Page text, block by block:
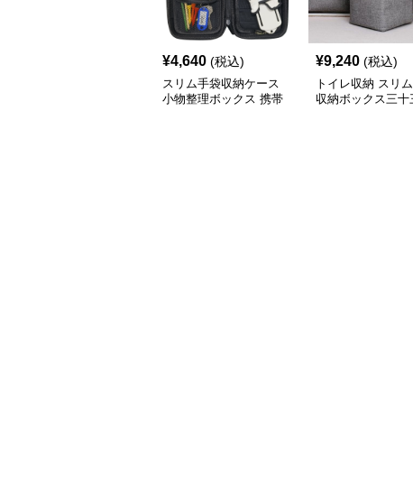
¥4,640 (税込)
スリム手袋収納ケース
小物整理ボックス 携帯
¥9,240 (税込)
トイレ収納 スリ
収納ボックス三十